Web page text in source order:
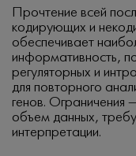
Прочтение всей
кодирующих и
обеспечивает
информативность,
регуляторных и
для повторного
генов. Ограничения
объем данных,
интерпретации.